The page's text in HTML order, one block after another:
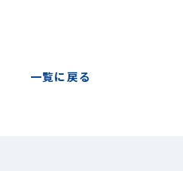
一覧に戻る